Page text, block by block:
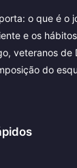
o que é
e os
veteranos
do